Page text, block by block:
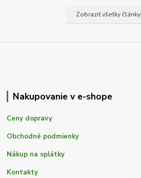
Zobraziť všetky články
Nakupovanie v e-shope
Ceny dopravy
Obchodné podmienky
Nákup na splátky
Kontakty